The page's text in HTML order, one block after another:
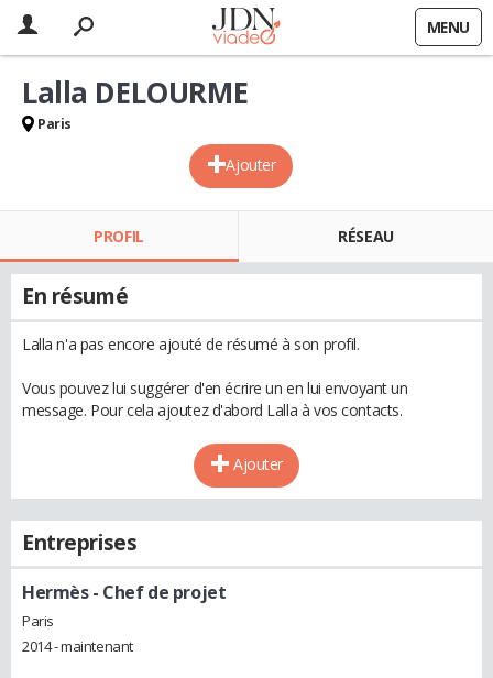
MENU
Ajouter
Lalla DELOURME
Paris
PROFIL RÉSEAU
En résumé
Lalla n'a pas encore ajouté de résumé à son profil.
Vous pouvez lui suggérer d'en écrire un en lui envoyant un
message. Pour cela ajoutez d'abord Lalla à vos contacts.
Ajouter
Entreprises
Hermès- Chef de projet
Paris
2014 - maintenant